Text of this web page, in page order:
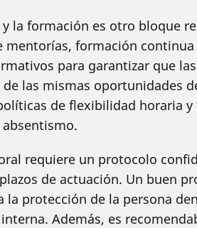
la formación es otro bloque
formación continua
para garantizar que
las mismas oportunidades
de flexibilidad horaria
requiere un protocolo
de actuación. Un buen
la protección de la persona
Además, es